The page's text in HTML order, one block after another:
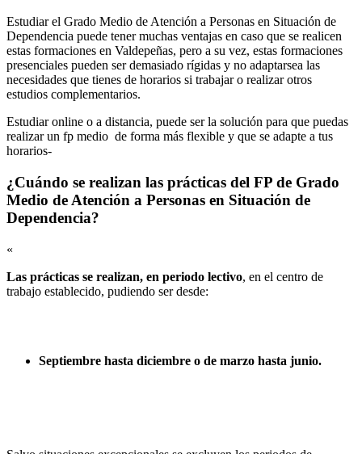
Estudiar el Grado Medio de Atención a Personas en Situación de
Dependencia puede tener muchas ventajas en caso que se realicen
estas formaciones en Valdepeñas, pero a su vez, estas formaciones
presenciales pueden ser demasiado rígidas y no adaptarsea las
necesidades que tienes de horarios si trabajar o realizar otros
estudios complementarios.
Estudiar online o a distancia, puede ser la solución para que puedas
realizar un fp medio de forma más flexible y que se adapte a tus
horarios-
¿Cuándo se realizan las prácticas del FP de Grado
Medio de Atención a Personas en Situación de
Dependencia?
«
Las prácticas se realizan, en periodo lectivo, en el centro de
trabajo establecido, pudiendo ser desde:
Septiembre hasta diciembre o de marzo hasta junio.